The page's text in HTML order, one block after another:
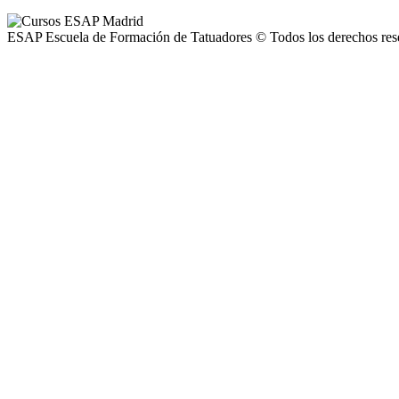
ESAP Escuela de Formación de Tatuadores © Todos los derechos